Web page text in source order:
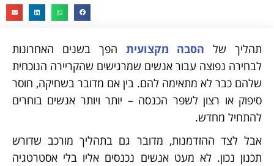
תהליך של הסבה מקצועית הפך בשנים האחרונות
לבחירה נפוצה עבור אנשים שמרגישים שהקריירה הנוכחית
שלהם כבר לא מתאימה להם. בין אם מדובר בשחיקה, חוסר
סיפוק או רצון לשפר הכנסה – יותר ויותר אנשים בוחרים
להתחיל מחדש.
אבל לצד ההזדמנות, מדובר גם בתהליך מורכב שדורש
תכנון נכון. לא מעט אנשים נכנסים אליו בלי אסטרטגיה